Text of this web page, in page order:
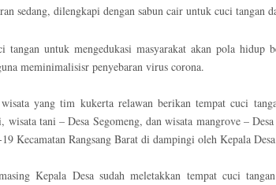
sedang, dilengkapi dengan sabun cair untuk cuci tangan
tangan untuk mengedukasi masyarakat akan pola hidup
meminimalisisr penyebaran virus corona.
yang tim kukerta relawan berikan tempat cuci
wisata tani – Desa Segomeng, dan wisata mangrove –
Kecamatan Rangsang Barat di dampingi oleh Kepala
Kepala Desa sudah meletakkan tempat cuci